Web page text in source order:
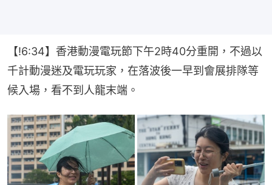
【!6:34】香港動漫電玩節下午2時40分重開，不過以
千計動漫迷及電玩玩家，在落波後一早到會展排隊等
候入場，看不到人龍末端。